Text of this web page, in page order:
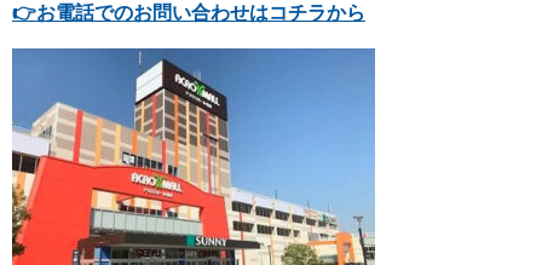
👉お電話でのお問い合わせはコチラから